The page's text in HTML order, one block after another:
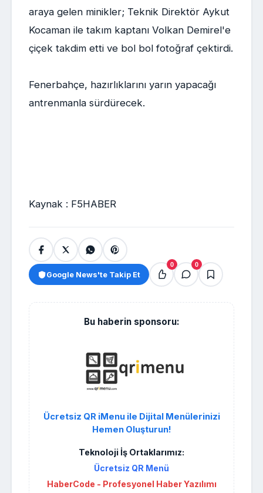
araya gelen minikler; Teknik Direktör Aykut
Kocaman ile takım kaptanı Volkan Demirel'e
çiçek takdim etti ve bol bol fotoğraf çektirdi.
Fenerbahçe, hazırlıklarını yarın yapacağı
antrenmanla sürdürecek.
Kaynak : F5HABER
Google News'te Takip Et
0 0
Bu haberin sponsoru:
Ücretsiz QR iMenu ile Dijital Menülerinizi
Hemen Oluşturun!
Teknoloji İş Ortaklarımız:
Ücretsiz QR Menü
HaberCode - Profesyonel Haber Yazılımı